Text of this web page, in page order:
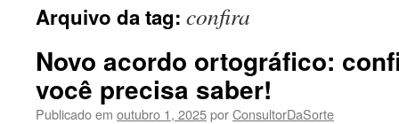
Arquivo da tag: confira
Novo acordo ortográfico:
você precisa saber!
Publicado em outubro 1, 2025porConsultorDaSorte